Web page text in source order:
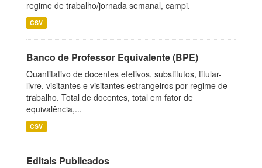
regime de trabalho/jornada semanal, campi.
CSV
Banco de Professor Equivalente (BPE)
Quantitativo de docentes efetivos, substitutos, titular-
livre, visitantes e visitantes estrangeiros por regime de
trabalho. Total de docentes, total em fator de
equivalência,...
CSV
Editais Publicados